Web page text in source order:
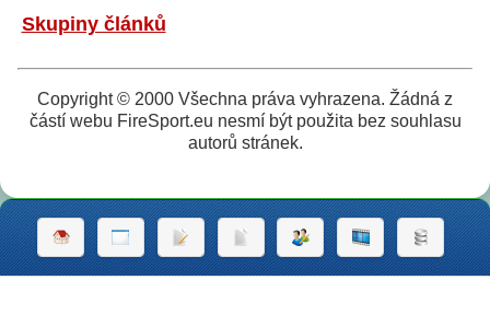
Skupiny článků
Copyright © 2000 Všechna práva vyhrazena. Žádná z
částí webu FireSport.eu nesmí být použita bez souhlasu
autorů stránek.